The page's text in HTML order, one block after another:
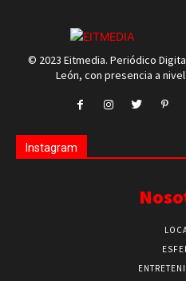
© 2023 Eitmedia. Periódico
León, con presencia a
Instagram